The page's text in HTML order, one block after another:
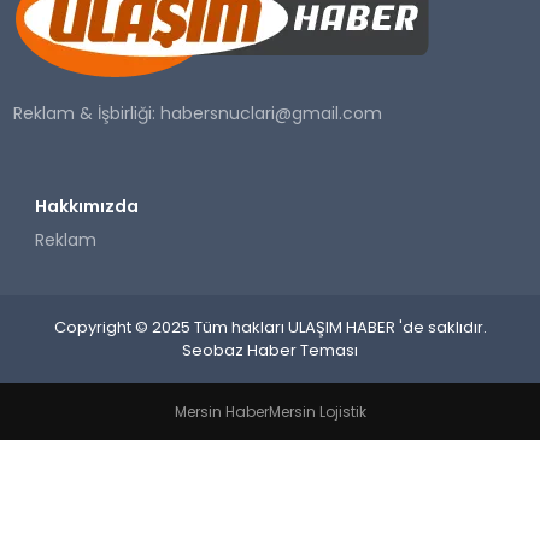
SAĞLIK
YAŞAM
Reklam & İşbirliği:habersnuclari@gmail.com
Hakkımızda
Reklam
Copyright © 2025 Tüm hakları ULAŞIM HABER 'de saklıdır.
Seobaz Haber Teması
Mersin HaberMersin Lojistik